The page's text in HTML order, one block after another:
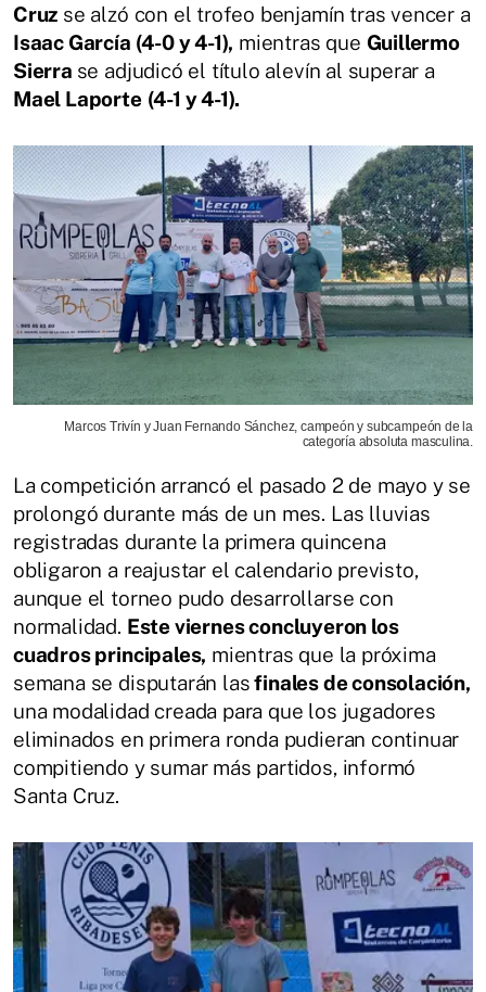
Cruz se alzó con el trofeo benjamín tras vencer a
Isaac García (4-0 y 4-1), mientras que Guillermo
Sierra se adjudicó el título alevín al superar a
Mael Laporte (4-1 y 4-1).
Marcos Trivín y Juan Fernando Sánchez, campeón y subcampeón de la
categoría absoluta masculina.
La competición arrancó el pasado 2 de mayo y se
prolongó durante más de un mes. Las lluvias
registradas durante la primera quincena
obligaron a reajustar el calendario previsto,
aunque el torneo pudo desarrollarse con
normalidad. Este viernes concluyeron los
cuadros principales, mientras que la próxima
semana se disputarán lasfinales de consolación,
una modalidad creada para que los jugadores
eliminados en primera ronda pudieran continuar
compitiendo y sumar más partidos, informó
Santa Cruz.